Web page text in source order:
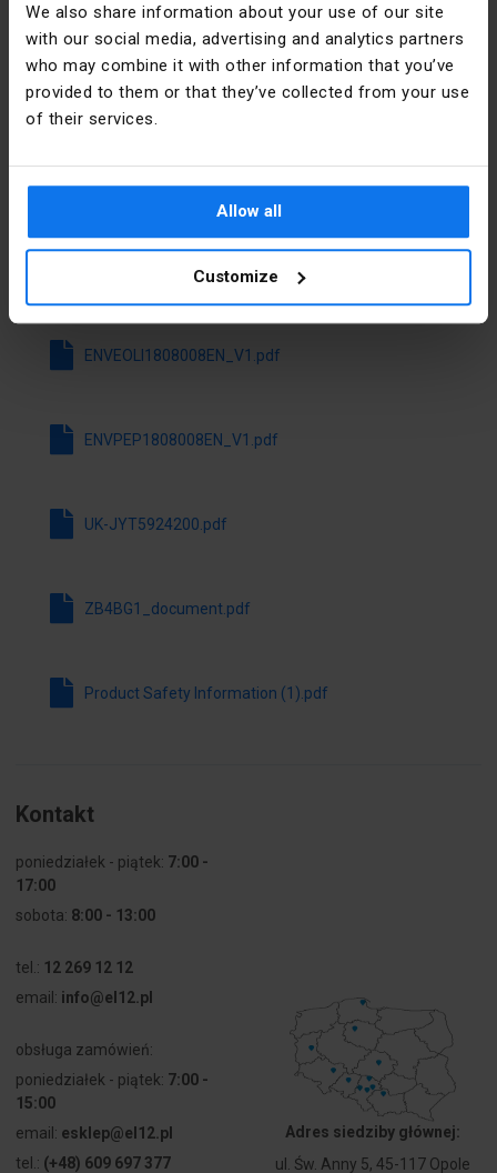
We also share information about your use of our site
with our social media, advertising and analytics partners
who may combine it with other information that you’ve
provided to them or that they’ve collected from your use
of their services.
Allow all
Customize
wykonawczego
Możliwość
podświetlenia
nie
soczewki
Średnica
otworu
22.5 mm
tak
Materiał
Stopień
strony
czołowej
(NEMA)
Adres
02-673
Warszawa
12 Polska
Pliki do pobrania
ENVEOLI1808008EN_V1.pdf
ENVPEP1808008EN_V1.pdf
UK-JYT5924200.pdf
ZB4BG1_document.pdf
Product Safety Information (1).pdf
Kontakt
poniedziałek - piątek: 7:00 -
17:00
sobota: 8:00 - 13:00
tel.: 12 269 12 12
email: info@el12.pl
obsługa zamówień:
poniedziałek - piątek: 7:00 -
15:00
email: esklep@el12.pl
tel.: (+48) 609 697 377
Adres siedziby głównej:
ul. Św. Anny 5, 45-117 Opole